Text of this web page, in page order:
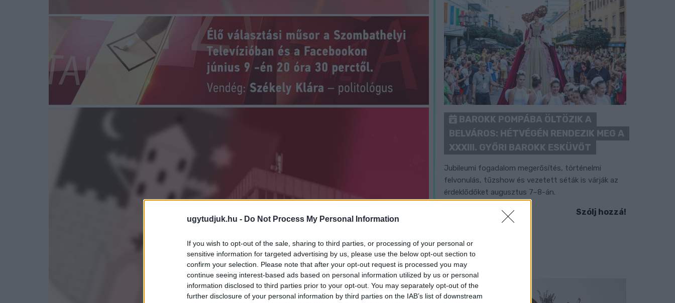
ugytudjuk.hu - Do Not Process My Personal Information
If you wish to opt-out of the sale, sharing to third parties, or processing of your personal or
sensitive information for targeted advertising by us, please use the below opt-out section to
confirm your selection. Please note that after your opt-out request is processed you may
continue seeing interest-based ads based on personal information utilized by us or personal
information disclosed to third parties prior to your opt-out. You may separately opt-out of the
further disclosure of your personal information by third parties on the IAB’s list of downstream
BAROKK POMPÁBA ÖLTÖZIK A
BELVÁROS: HÉTVÉGÉN RENDEZIK MEG A
XXXIII. GYŐRI BAROKK ESKÜVŐT
Jubileumi fogadalom megerősítés, történelmi
felvonulás, tűzshow és vezetett séták is várják az
érdeklődőket augusztus 7–8-án.
Szólj hozzá!